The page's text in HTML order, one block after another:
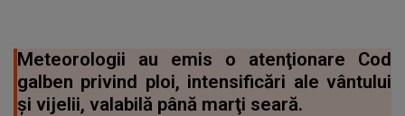
Meteorologii au emis o atenţionare Cod
galben privind ploi, intensificări ale vântului
şi vijelii, valabilă până marţi seară.